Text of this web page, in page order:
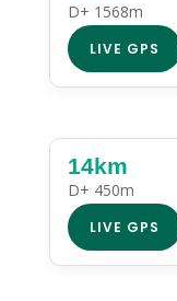
D+ 1568m
LIVE GPS
14km
D+ 450m
LIVE GPS